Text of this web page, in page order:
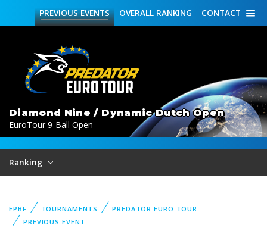
CONTACT
OVERALL RANKING
PREVIOUSEVENTS
Diamond Nine / Dynamic Dutch Open
EuroTour 9-Ball Open
Ranking
EPBF TOURNAMENTS
PREDATOR EURO TOUR
PREVIOUS EVENT